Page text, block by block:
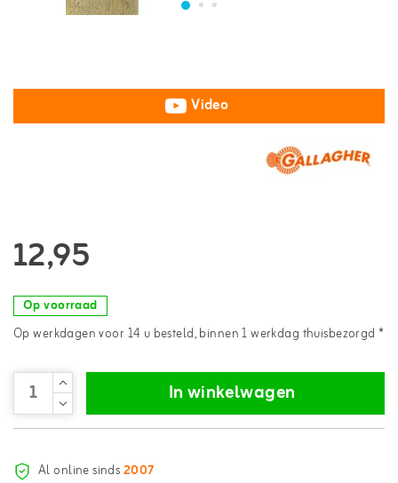
Video
12,95
Op voorraad
Op werkdagen voor 14 u besteld, binnen 1 werkdag thuisbezorgd *
In winkelwagen
Al online sinds2007